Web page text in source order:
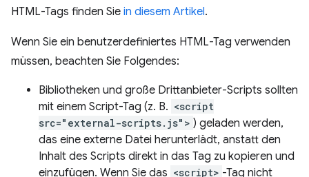
HTML-Tags finden Sie in diesem Artikel.
Wenn Sie ein benutzerdefiniertes HTML-Tag verwenden
müssen, beachten Sie Folgendes:
Bibliotheken und große Drittanbieter-Scripts sollten
mit einem Script-Tag (z. B. <script
src="external-scripts.js"> ) geladen werden,
das eine externe Datei herunterlädt, anstatt den
Inhalt des Scripts direkt in das Tag zu kopieren und
einzufügen. Wenn Sie das <script> -Tag nicht